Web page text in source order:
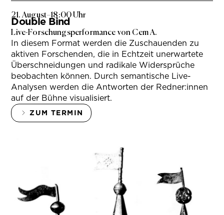
21. August–18:00 Uhr
Double Bind
Live-Forschungsperformance von Cem A.
In diesem Format werden die Zuschauenden zu
aktiven Forschenden, die in Echtzeit unerwartete
Überschneidungen und radikale Widersprüche
beobachten können. Durch semantische Live-
Analysen werden die Antworten der Redner:innen
auf der Bühne visualisiert.
ZUM TERMIN